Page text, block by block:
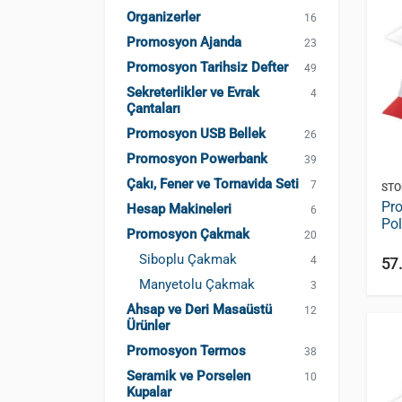
Organizerler 16
Promosyon Ajanda 23
Promosyon Tarihsiz Defter 49
Sekreterlikler ve Evrak
Çantaları
4
Promosyon USB Bellek 26
Promosyon Powerbank 39
Çakı, Fener ve Tornavida Seti 7
Hesap Makineleri 6
Promosyon Çakmak 20
Siboplu Çakmak 4
Manyetolu Çakmak 3
Ahsap ve Deri Masaüstü
Ürünler
12
Promosyon Termos 38
Seramik ve Porselen
Kupalar
10